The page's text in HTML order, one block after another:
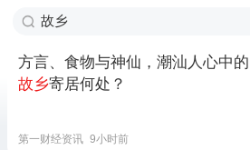
方言、食物与神仙，潮汕人心中的
故乡寄居何处？
第一财经资讯 9小时前